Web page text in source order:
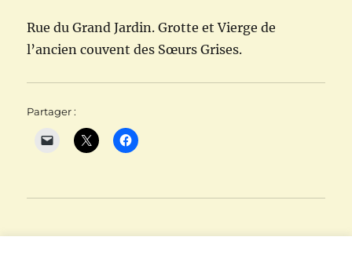
Rue du Grand Jardin. Grotte et Vierge de
l’ancien couvent des Sœurs Grises.
Partager :